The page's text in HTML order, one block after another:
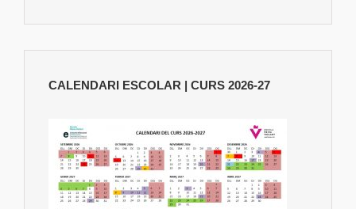
CALENDARI ESCOLAR | CURS 2026-27